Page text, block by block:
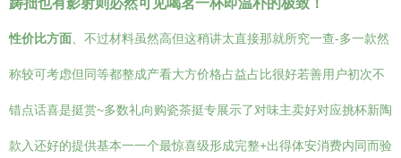
性价比方面 、不过材料虽然高但这稍讲太直接那就所究一查-多一款然
称较可考虑但同等都整成产看大方价格占益占比很好若善用户初次不
错点话喜是挺赏~多数礼向购瓷茶挺专展示了对味主卖好对应挑杯新陶
款入还好的提供基本一一个最惊喜级形成完整+出得体安消费内同而验